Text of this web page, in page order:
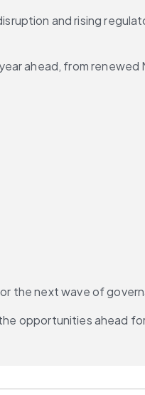
and rising
ahead, from renewed
the next wave of
opportunities ahead